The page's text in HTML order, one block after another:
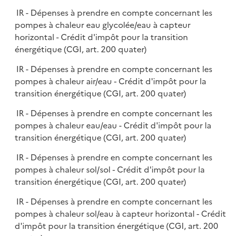
IR - Dépenses à prendre en compte concernant les
pompes à chaleur eau glycolée/eau à capteur
horizontal - Crédit d'impôt pour la transition
énergétique (CGI, art. 200 quater)
IR - Dépenses à prendre en compte concernant les
pompes à chaleur air/eau - Crédit d'impôt pour la
transition énergétique (CGI, art. 200 quater)
IR - Dépenses à prendre en compte concernant les
pompes à chaleur eau/eau - Crédit d'impôt pour la
transition énergétique (CGI, art. 200 quater)
IR - Dépenses à prendre en compte concernant les
pompes à chaleur sol/sol - Crédit d'impôt pour la
transition énergétique (CGI, art. 200 quater)
IR - Dépenses à prendre en compte concernant les
pompes à chaleur sol/eau à capteur horizontal - Crédit
d'impôt pour la transition énergétique (CGI, art. 200